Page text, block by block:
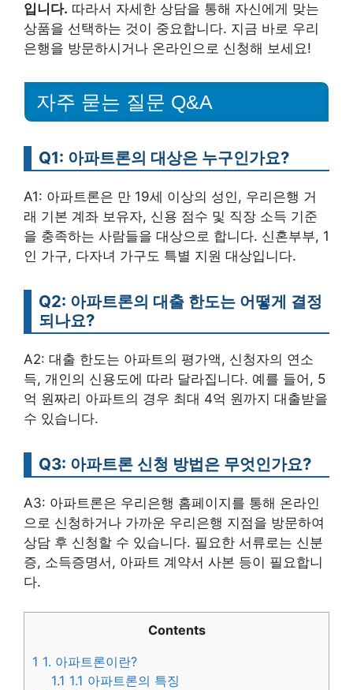
입니다. 따라서 자세한 상담을 통해 자신에게 맞는
상품을 선택하는 것이 중요합니다. 지금 바로 우리
은행을 방문하시거나 온라인으로 신청해 보세요!
자주 묻는 질문 Q&A
Q1: 아파트론의 대상은 누구인가요?
A1: 아파트론은 만 19세 이상의 성인, 우리은행 거
래 기본 계좌 보유자, 신용 점수 및 직장 소득 기준
을 충족하는 사람들을 대상으로 합니다. 신혼부부, 1
인 가구, 다자녀 가구도 특별 지원 대상입니다.
Q2: 아파트론의 대출 한도는 어떻게 결정
되나요?
A2: 대출 한도는 아파트의 평가액, 신청자의 연소
득, 개인의 신용도에 따라 달라집니다. 예를 들어, 5
억 원짜리 아파트의 경우 최대 4억 원까지 대출받을
수 있습니다.
Q3: 아파트론 신청 방법은 무엇인가요?
A3: 아파트론은 우리은행 홈페이지를 통해 온라인
으로 신청하거나 가까운 우리은행 지점을 방문하여
상담 후 신청할 수 있습니다. 필요한 서류로는 신분
증, 소득증명서, 아파트 계약서 사본 등이 필요합니
다.
Contents
1 1. 아파트론이란?
1.1 1.1 아파트론의 특징